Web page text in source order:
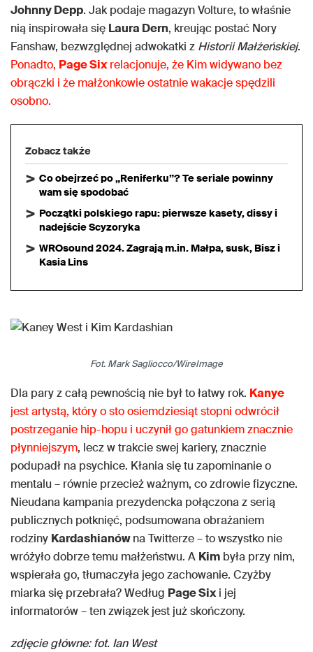
Johnny Depp. Jak podaje magazyn Volture, to właśnie
nią inspirowała się Laura Dern, kreując postać Nory
Fanshaw, bezwzględnej adwokatki z Historii Małżeńskiej.
Ponadto, Page Sixrelacjonuje, że Kim widywano bez
obrączki i że małżonkowie ostatnie wakacje spędzili
osobno.
Zobacz także
Co obejrzeć po „Reniferku”? Te seriale powinny
wam się spodobać
Początki polskiego rapu: pierwsze kasety, dissy i
nadejście Scyzoryka
WROsound 2024. Zagrają m.in. Małpa, susk, Bisz i
Kasia Lins
Fot. Mark Sagliocco/WireImage
Dla pary z całą pewnością nie był to łatwy rok. Kanye
jest artystą, który o sto osiemdziesiąt stopni odwrócił
postrzeganie hip-hopu i uczynił go gatunkiem znacznie
płynniejszym, lecz w trakcie swej kariery, znacznie
podupadł na psychice. Kłania się tu zapominanie o
mentalu – równie przecież ważnym, co zdrowie fizyczne.
Nieudana kampania prezydencka połączona z serią
publicznych potknięć, podsumowana obrażaniem
rodziny Kardashianówna Twitterze – to wszystko nie
wróżyło dobrze temu małżeństwu. A Kim była przy nim,
wspierała go, tłumaczyła jego zachowanie. Czyżby
miarka się przebrała? Według Page Sixi jej
informatorów – ten związek jest już skończony.
zdjęcie główne: fot. Ian West